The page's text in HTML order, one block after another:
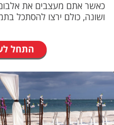
כאשר אתם מעצבים את אלבום
ושונה, כולם ירצו להסתכל
התחל